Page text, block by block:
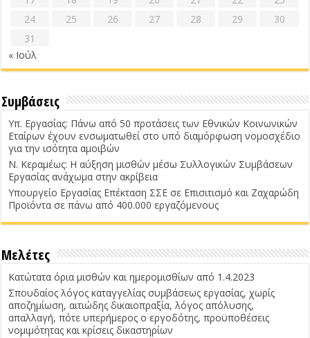
24
25 26 27 28 29
30
31
« Ιούλ
Συμβάσεις
Υπ. Εργασίας: Πάνω από 50 προτάσεις των Εθνικών Κοινωνικών
Εταίρων έχουν ενσωματωθεί στο υπό διαμόρφωση νομοσχέδιο
για την ισότητα αμοιβών
Ν. Κεραμέως: Η αύξηση μισθών μέσω Συλλογικών Συμβάσεων
Εργασίας ανάχωμα στην ακρίβεια
Υπουργείο Εργασίας Επέκταση ΣΣΕ σε Επισιτισμό και Ζαχαρώδη
Προϊόντα σε πάνω από 400.000 εργαζόμενους
Μελέτες
Κατώτατα όρια μισθών και ημερομισθίων από 1.4.2023
Σπουδαίος λόγος καταγγελίας συμβάσεως εργασίας, χωρίς
αποζημίωση, αιτιώδης δικαιοπραξία, λόγος απόλυσης,
απαλλαγή, πότε υπερήμερος ο εργοδότης, προϋποθέσεις
νομιμότητας και κρίσεις δικαστηρίων